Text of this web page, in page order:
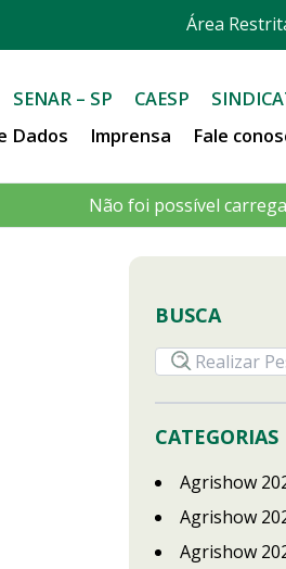
Área
SENAR – SP CAESP
Dados Imprensa Fale
Não foi possível
BUSCA
CATEGORIAS
Agrishow
Agrishow
Agrishow